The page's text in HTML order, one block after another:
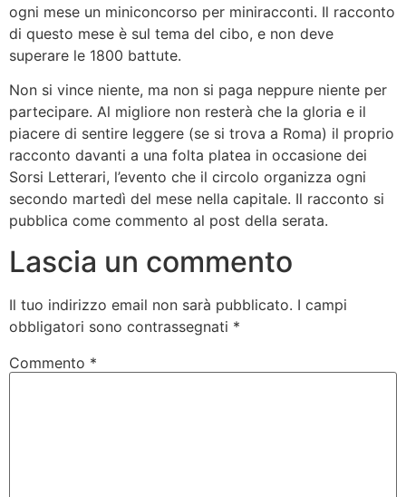
ogni mese un miniconcorso per miniracconti. Il racconto
di questo mese è sul tema del cibo, e non deve
superare le 1800 battute.
Non si vince niente, ma non si paga neppure niente per
partecipare. Al migliore non resterà che la gloria e il
piacere di sentire leggere (se si trova a Roma) il proprio
racconto davanti a una folta platea in occasione dei
Sorsi Letterari, l’evento che il circolo organizza ogni
secondo martedì del mese nella capitale. Il racconto si
pubblica come commento al post della serata.
Lascia un commento
Il tuo indirizzo email non sarà pubblicato. I campi
obbligatori sono contrassegnati *
Commento *